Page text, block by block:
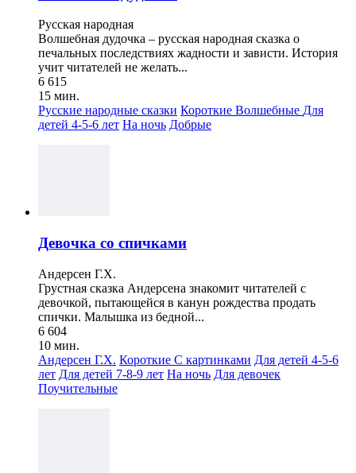
Русская народная
Волшебная дудочка – русская народная сказка о
печальных последствиях жадности и зависти. История
учит читателей не желать...
6 615
15 мин.
Русские народные сказки Короткие Волшебные Для
детей 4-5-6 лет На ночь Добрые
Девочка со спичками
Андерсен Г.Х.
Грустная сказка Андерсена знакомит читателей с
девочкой, пытающейся в канун рождества продать
спички. Малышка из бедной...
6 604
10 мин.
Андерсен Г.Х. Короткие С картинками Для детей 4-5-6
лет Для детей 7-8-9 лет На ночь Для девочек
Поучительные